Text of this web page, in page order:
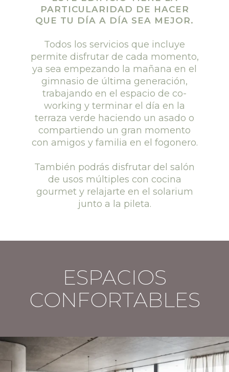
PARTICULARIDAD DE HACER
QUE TU DÍA A DÍA SEA MEJOR.
Todos los servicios que incluye
permite disfrutar de cada momento,
ya sea empezando la mañana en el
gimnasio de última generación,
trabajando en el espacio de co-
working y terminar el día en la
terraza verde haciendo un asado o
compartiendo un gran momento
con amigos y familia en el fogonero.
También podrás disfrutar del salón
de usos múltiples con cocina
gourmet y relajarte en el solarium
junto a la pileta.
ESPACIOS
CONFORTABLES